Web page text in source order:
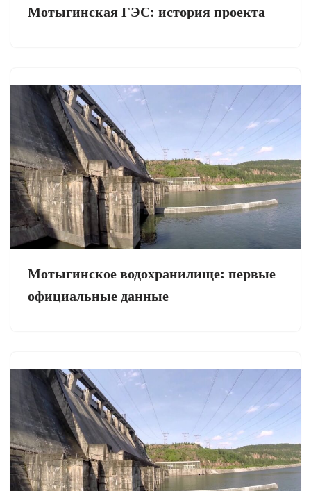
Мотыгинская ГЭС: история проекта
Мотыгинское водохранилище: первые
официальные данные